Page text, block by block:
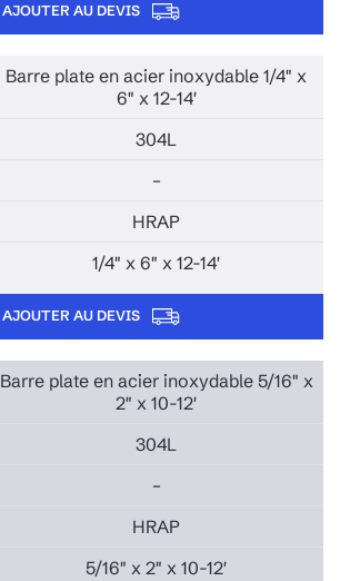
AJOUTER AU DEVIS
Barre plate en acier inoxydable 1/4" x
6" x 12-14'
304L
–
HRAP
1/4" x 6" x 12-14'
AJOUTER AU DEVIS
Barre plate en acier inoxydable 5/16" x
2" x 10-12'
304L
–
HRAP
5/16" x 2" x 10-12'